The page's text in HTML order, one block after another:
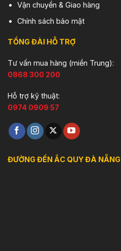
Vận chuyển & Giao hàng
Chính sách bảo mật
TỔNG ĐÀI HỖ TRỢ
Tư vấn mua hàng (miền Trung):
0868 300 200
Hỗ trợ kỹ thuật:
0974 0909 57
ĐƯỜNG ĐẾN ẮC QUY ĐÀ NẴNG